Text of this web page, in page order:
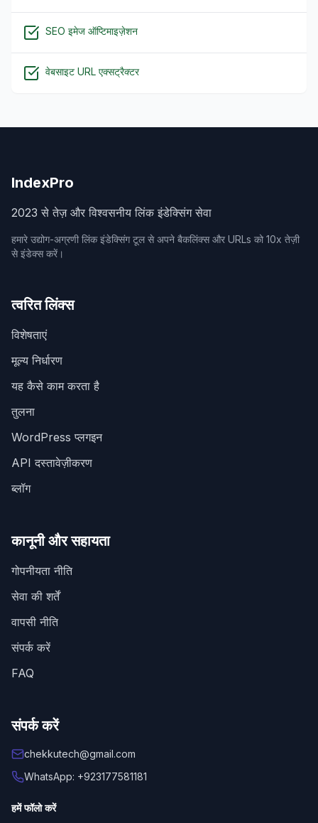
SEO इमेज ऑप्टिमाइज़ेशन
वेबसाइट URL एक्सट्रैक्टर
IndexPro
2023 से तेज़ और विश्वसनीय लिंक इंडेक्सिंग सेवा
हमारे उद्योग-अग्रणी लिंक इंडेक्सिंग टूल से अपने बैकलिंक्स और URLs को 10x तेज़ी
से इंडेक्स करें।
त्वरित लिंक्स
विशेषताएं
मूल्य निर्धारण
यह कैसे काम करता है
तुलना
WordPress प्लगइन
API दस्तावेज़ीकरण
ब्लॉग
कानूनी और सहायता
गोपनीयता नीति
सेवा की शर्तें
वापसी नीति
संपर्क करें
FAQ
संपर्क करें
chekkutech@gmail.com
WhatsApp: +923177581181
हमें फॉलो करें